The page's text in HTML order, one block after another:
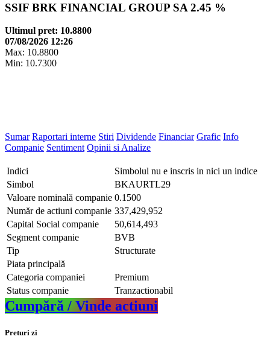
SSIF BRK FINANCIAL GROUP SA 2.45 %
Ultimul pret: 10.8800
07/08/2026 12:26
Max: 10.8800
Min: 10.7300
Sumar Raportari interne Stiri Dividende Financiar Grafic Info
Companie Sentiment Opinii si Analize
Indici
Simbolul nu e inscris in nici un indice
Simbol
BKAURTL29
Valoare nominală companie 0.1500
Număr de actiuni companie 337,429,952
Capital Social companie
50,614,493
Segment companie
BVB
Tip
Structurate
Piata principală
Categoria companiei
Premium
Status companie
Tranzactionabil
Cumpără / Vinde actiuni
Preturi zi